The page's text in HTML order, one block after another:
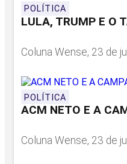
POLÍTICA
LULA, TRUMP E O
Coluna Wense, 23 de
POLÍTICA
ACM NETO E A
Coluna Wense, 23 de